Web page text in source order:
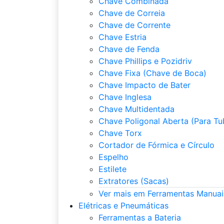
Chave de Correia
Chave de Corrente
Chave Estria
Chave de Fenda
Chave Phillips e Pozidriv
Chave Fixa (Chave de Boca)
Chave Impacto de Bater
Chave Inglesa
Chave Multidentada
Chave Poligonal Aberta (Para
Chave Torx
Cortador de Fórmica e Círculo
Espelho
Estilete
Extratores (Sacas)
Ver mais em Ferramentas
Elétricas e Pneumáticas
Ferramentas a Bateria